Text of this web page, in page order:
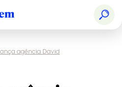
agência David